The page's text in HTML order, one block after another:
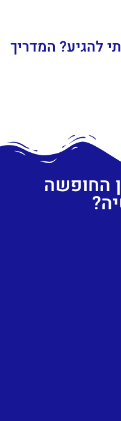
להגיע? המדריך
החופשה